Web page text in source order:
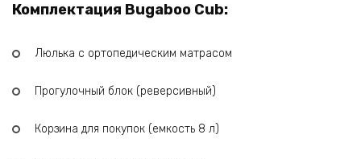
Комплектация Bugaboo Cub:
Люлька с ортопедическим матрасом
Прогулочный блок (реверсивный)
Корзина для покупок (емкость 8 л)